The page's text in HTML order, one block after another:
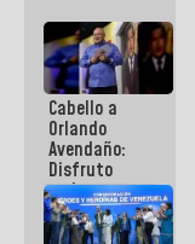
Cabello a
Orlando
Avendaño:
Disfruto
cada vez
que escribes
porque lo